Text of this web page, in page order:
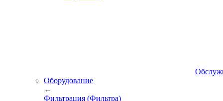
Оборудование
←
Фильтрация (Фильтра)